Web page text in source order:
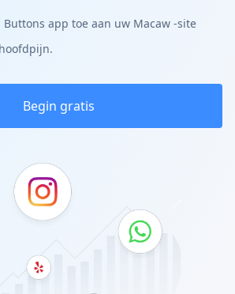
Buttons app toe aan uw Macaw -site
Begin gratis